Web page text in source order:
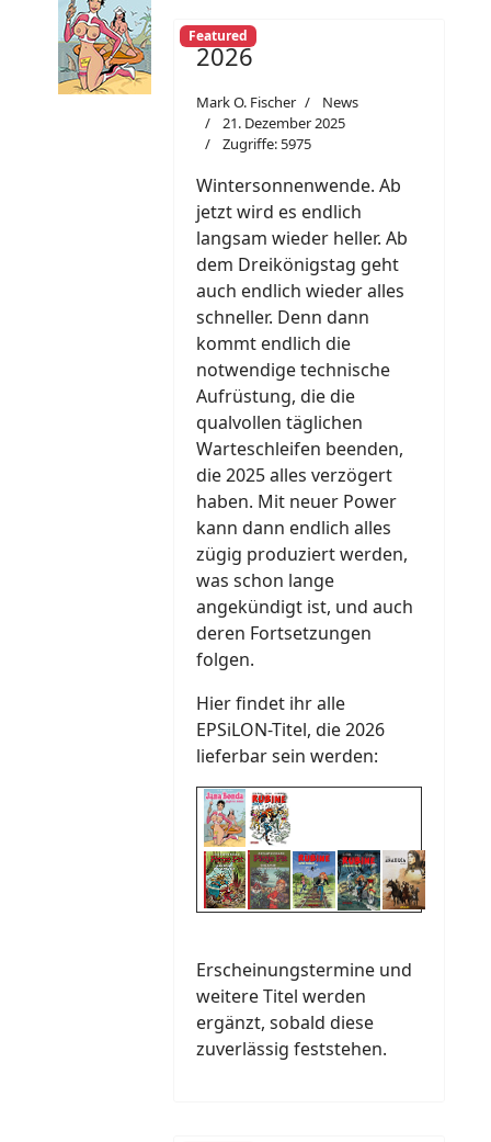
Featured
2026
Mark O. Fischer
News
21. Dezember 2025
Zugriffe: 5975
Wintersonnenwende. Ab
jetzt wird es endlich
langsam wieder heller. Ab
dem Dreikönigstag geht
auch endlich wieder alles
schneller. Denn dann
kommt endlich die
notwendige technische
Aufrüstung, die die
qualvollen täglichen
Warteschleifen beenden,
die 2025 alles verzögert
haben. Mit neuer Power
kann dann endlich alles
zügig produziert werden,
was schon lange
angekündigt ist, und auch
deren Fortsetzungen
folgen.
Hier findet ihr alle
EPSiLON-Titel, die 2026
lieferbar sein werden:
Erscheinungstermine und
weitere Titel werden
ergänzt, sobald diese
zuverlässig feststehen.